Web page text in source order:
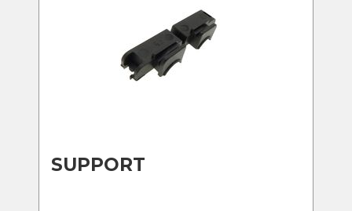
SUPPORT